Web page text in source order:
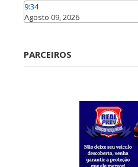
9:34
Agosto 09, 2026
PARCEIROS